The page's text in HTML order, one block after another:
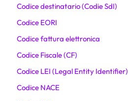
Codice destinatario (Codie SdI)
Codice EORI
Codice fattura elettronica
Codice Fiscale (CF)
Codice LEI (Legal Entity Identifier)
Codice NACE